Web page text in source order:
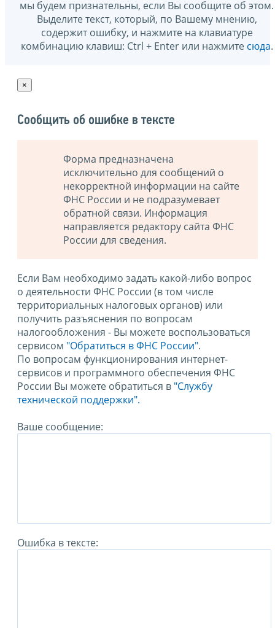
мы будем признательны, если Вы сообщите об этом.
Выделите текст, который, по Вашему мнению,
содержит ошибку, и нажмите на клавиатуре
комбинацию клавиш: Ctrl + Enter или нажмите сюда.
×
Сообщить об ошибке в тексте
Форма предназначена
исключительно для сообщений о
некорректной информации на сайте
ФНС России и не подразумевает
обратной связи. Информация
направляется редактору сайта ФНС
России для сведения.
Если Вам необходимо задать какой-либо вопрос
о деятельности ФНС России (в том числе
территориальных налоговых органов) или
получить разъяснения по вопросам
налогообложения - Вы можете воспользоваться
сервисом "Обратиться в ФНС России".
По вопросам функционирования интернет-
сервисов и программного обеспечения ФНС
России Вы можете обратиться в "Службу
технической поддержки".
Ваше сообщение:
Ошибка в тексте: